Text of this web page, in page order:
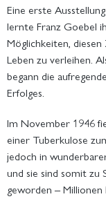
Eine erste
lernte Franz Goebel
Möglichkeiten,
Leben zu verleihen.
begann die
Erfolges.
Im November 1946
einer Tuberkulose
jedoch in
und sie sind somit zu
geworden –